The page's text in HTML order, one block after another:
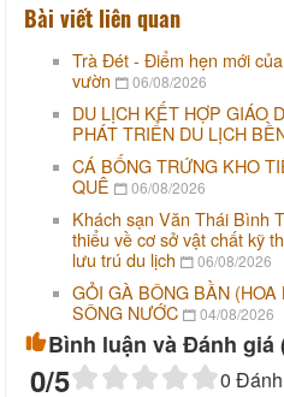
Bài viết liên quan
Trà Đét - Điểm hẹn mới
vườn
06/08/2026
DU LỊCH KẾT HỢP GIÁO
PHÁT TRIỂN DU LỊCH
CÁ BỐNG TRỨNG KHO
QUÊ
06/08/2026
Khách sạn Văn Thái Bình
thiểu về cơ sở vật chất kỹ
lưu trú du lịch
06/08/2026
GỎI GÀ BÔNG BẦN
SÔNG NƯỚC
04/08/2026
Bình luận và Đánh giá
0/5 0